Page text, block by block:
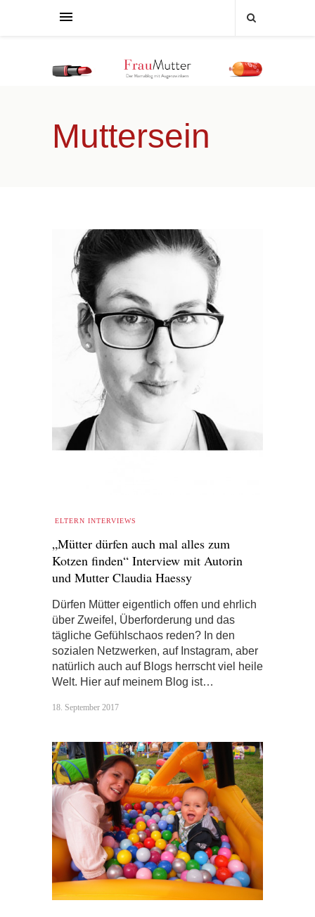
Muttersein
ELTERN INTERVIEWS
„Mütter dürfen auch mal alles zum
Kotzen finden“ Interview mit Autorin
und Mutter Claudia Haessy
Dürfen Mütter eigentlich offen und ehrlich
über Zweifel, Überforderung und das
tägliche Gefühlschaos reden? In den
sozialen Netzwerken, auf Instagram, aber
natürlich auch auf Blogs herrscht viel heile
Welt. Hier auf meinem Blog ist…
18. September 2017